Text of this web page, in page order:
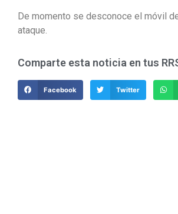
De momento se desconoce el móvil
ataque.
Comparte esta noticia en tus
Facebook Twitter